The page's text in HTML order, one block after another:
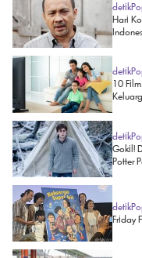
Hari
10
Gokil!
Potter
Friday